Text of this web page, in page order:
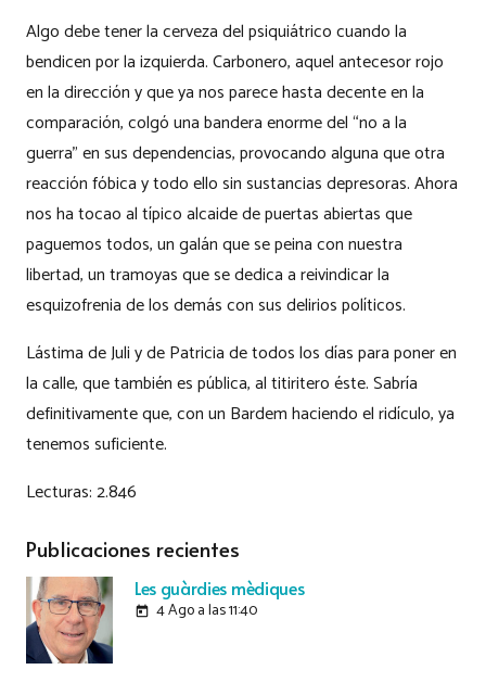
Algo debe tener la cerveza del psiquiátrico cuando la
bendicen por la izquierda. Carbonero, aquel antecesor rojo
en la dirección y que ya nos parece hasta decente en la
comparación, colgó una bandera enorme del “no a la
guerra” en sus dependencias, provocando alguna que otra
reacción fóbica y todo ello sin sustancias depresoras. Ahora
nos ha tocao al típico alcaide de puertas abiertas que
paguemos todos, un galán que se peina con nuestra
libertad, un tramoyas que se dedica a reivindicar la
esquizofrenia de los demás con sus delirios políticos.
Lástima de Juli y de Patricia de todos los días para poner en
la calle, que también es pública, al titiritero éste. Sabría
definitivamente que, con un Bardem haciendo el ridículo, ya
tenemos suficiente.
Lecturas:2.846
Publicaciones recientes
Les guàrdies mèdiques
today 4 Ago a las 11:40